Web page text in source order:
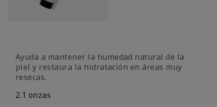
Ayuda a mantener la humedad natural de la
piel y restaura la hidratación en áreas muy
resecas.
2.1 onzas